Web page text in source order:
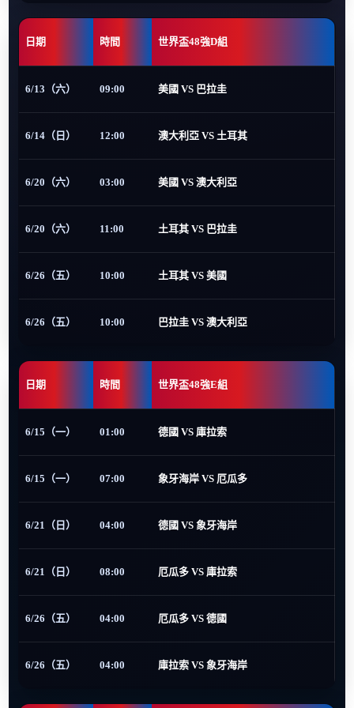
日期 時間 世界盃48強D組
6/13（六） 09:00 美國 VS 巴拉圭
6/14（日） 12:00 澳大利亞 VS 土耳其
6/20（六） 03:00 美國 VS 澳大利亞
6/20（六） 11:00 土耳其 VS 巴拉圭
6/26（五） 10:00 土耳其 VS 美國
6/26（五） 10:00 巴拉圭 VS 澳大利亞
日期 時間 世界盃48強E組
6/15（一） 01:00 德國 VS 庫拉索
6/15（一） 07:00 象牙海岸 VS 厄瓜多
6/21（日） 04:00 德國 VS 象牙海岸
6/21（日） 08:00 厄瓜多 VS 庫拉索
6/26（五） 04:00 厄瓜多 VS 德國
6/26（五） 04:00 庫拉索 VS 象牙海岸